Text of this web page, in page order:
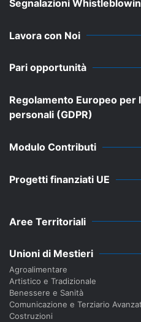
Segnalazioni
Lavora con Noi
Pari opportunità
Regolamento Europeo per
personali (GDPR)
Modulo Contributi
Progetti finanziati UE
Aree Territoriali
Unioni di Mestieri
Agroalimentare
Artistico e Tradizionale
Benessere e Sanità
Comunicazione e Terziario
Costruzioni